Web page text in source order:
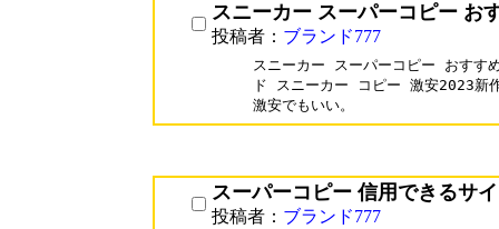
スニーカー スーパーコピー お
投稿者： ブランド777
スニーカー スーパーコピー おすす
ド スニーカー コピー 激安2023新
激安でもいい。
スーパーコピー 信用できるサ
投稿者： ブランド777